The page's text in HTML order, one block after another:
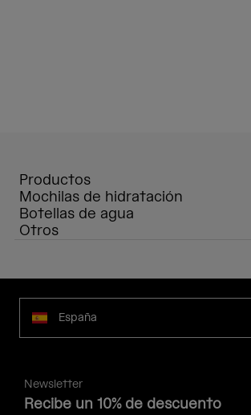
Productos
Mochilas de hidratación
Botellas de agua
Otros
España
Newsletter
Recibe un 10% de descuento